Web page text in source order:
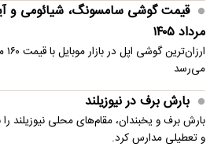
مرداد ۱۴۰۵
می‌رسد
بارش برف در نیوزیلند
بارش برف و یخبندان، مقام‌های محلی نیوزیلند
و تعطیلی مدارس کرد.